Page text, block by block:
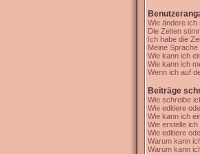
Wie ändere ich
Die Zeiten
Ich habe die
Meine
Wie kann ich
Wie kann ich
Wenn ich auf
Beiträge
Wie schreibe
Wie editiere
Wie kann ich
Wie erstelle
Wie editiere
Warum kann
Warum kann